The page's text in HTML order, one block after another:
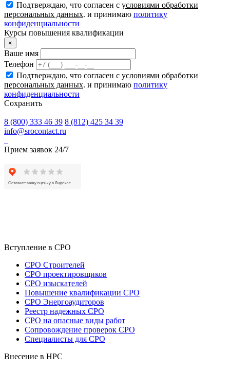
Подтверждаю, что согласен с условиями обработки
персональных данных. и принимаю политику
конфиденциальности
Курсы повышения квалификации
×
Ваше имя
Телефон
Подтверждаю, что согласен с условиями обработки
персональных данных. и принимаю политику
конфиденциальности
Сохранить
8 (800) 333 46 39 8 (812) 425 34 39
info@srocontact.ru
Прием заявок 24/7
Вступление в СРО
СРО Строителей
СРО проектировщиков
СРО изыскателей
Повышение квалификации СРО
СРО Энергоаудиторов
Реестр надежных СРО
СРО на опасные виды работ
Сопровождение проверок СРО
Специалисты для СРО
Внесение в НРС